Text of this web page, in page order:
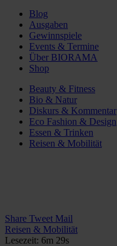
Blog
Ausgaben
Gewinnspiele
Events & Termine
Über BIORAMA
Shop
Beauty & Fitness
Bio & Natur
Diskurs & Kommentar
Eco Fashion & Design
Essen & Trinken
Reisen & Mobilität
Share Tweet Mail
Reisen & Mobilität
Lesezeit: 6m 29s